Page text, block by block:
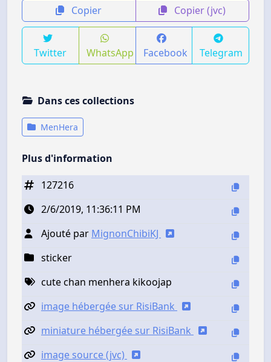
Copier Copier (jvc)
Twitter WhatsApp Facebook Telegram
Dans ces collections
MenHera
Plus d'information
127216
2/6/2019, 11:36:11 PM
Ajouté par MignonChibiKJ
sticker
cute chan menhera kikoojap
image hébergée sur RisiBank
miniature hébergée sur RisiBank
image source (jvc)